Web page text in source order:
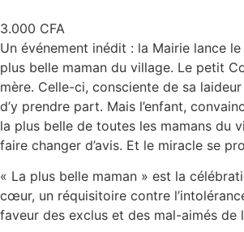
3.000 CFA
Un événement inédit : la Mairie lance
plus belle maman du village. Le petit
mère. Celle-ci, consciente de sa
d’y prendre part. Mais l’enfant,
la plus belle de toutes les mamans du
faire changer d’avis. Et le miracle se
« La plus belle maman » est la
cœur, un réquisitoire contre
faveur des exclus et des mal-aimés de